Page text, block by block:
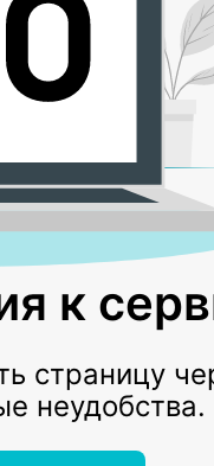
к
страницу
неудобства.